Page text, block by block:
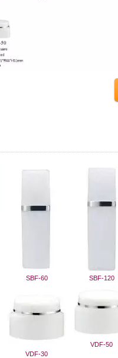
SBF-60
SBF-120
VDF-30
VDF-50